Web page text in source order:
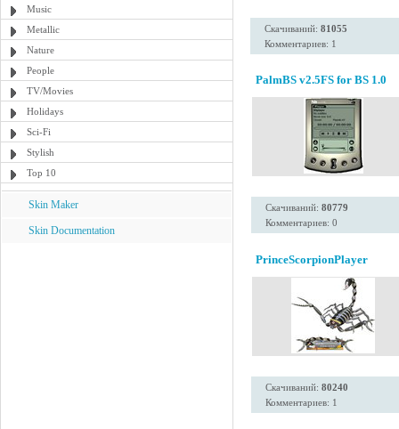
Music
Metallic
Nature
People
TV/Movies
Holidays
Sci-Fi
Stylish
Top 10
Skin Maker
Skin Documentation
Скачиваний: 81055
Комментариев: 1
PalmBS v2.5FS for BS 1.0
Скачиваний: 80779
Комментариев: 0
PrinceScorpionPlayer
Скачиваний: 80240
Комментариев: 1